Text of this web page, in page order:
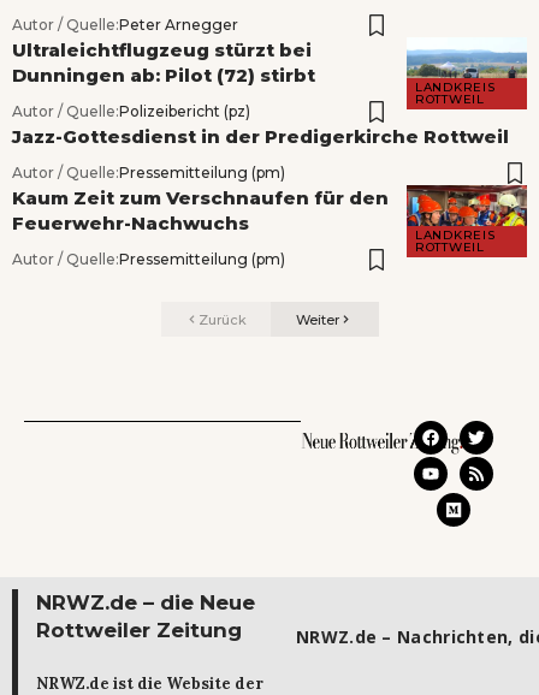
Autor / Quelle:Peter Arnegger
LANDKREIS
ROTTWEIL
Ultraleichtflugzeug stürzt bei
Dunningen ab: Pilot (72) stirbt
Autor / Quelle:Polizeibericht (pz)
Jazz-Gottesdienst in der Predigerkirche Rottweil
Autor / Quelle:Pressemitteilung (pm)
LANDKREIS
ROTTWEIL
Kaum Zeit zum Verschnaufen für den
Feuerwehr-Nachwuchs
Autor / Quelle:Pressemitteilung (pm)
Zurück Weiter
NRWZ.de – die Neue
Rottweiler Zeitung
NRWZ.de ist die Website der
NRWZ.de – Nachrichten,